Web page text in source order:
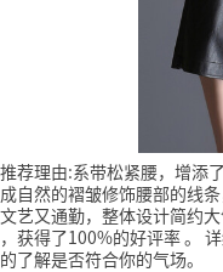
推荐理由:系带松紧腰，增添
成自然的褶皱修饰腰部的线
文艺又通勤，整体设计简约大
，获得了100%的好评率。
的了解是否符合你的气场。